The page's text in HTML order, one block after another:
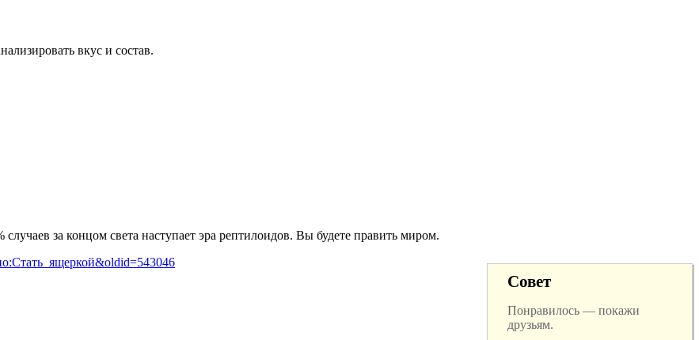
вкус и состав.
за концом света наступает эра рептилоидов. Вы будете править миром.
Совет
Понравилось — покажи
друзьям.